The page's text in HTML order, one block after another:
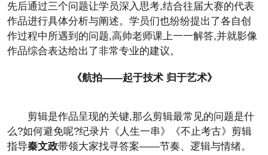
先后通过三个问题让学员深入思考,结合往届大赛的代表
作品进行具体分析与阐述。学员们也纷纷提出了各自创
作过程中所遇到的问题,高帅老师课上一一解答,并就影像
作品综合表达给出了非常专业的建议。
《航拍——起于技术 归于艺术》
剪辑是作品呈现的关键,那么剪辑最常见的问题是什
么?如何避免呢?纪录片《人生一串》《不止考古》剪辑
指导秦文政带领大家找寻答案——节奏、逻辑与情绪。